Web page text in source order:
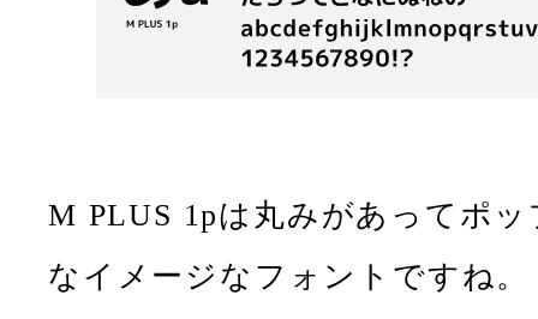
M PLUS 1pは丸みがあってポッ
なイメージなフォントですね。